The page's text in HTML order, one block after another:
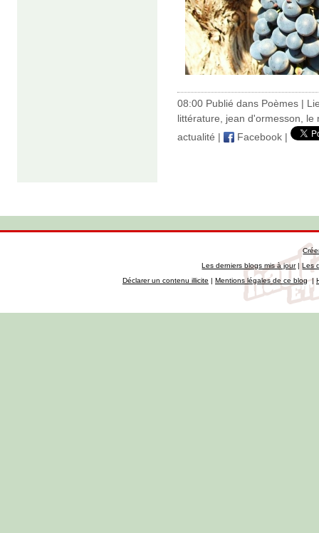
08:00 Publié dans Poèmes |
littérature
jean d'ormesson
le
actualité | Facebook |
Les derniers blogs mis à jour| Les
Déclarer un contenu illicite
Mentions légales de ce blog|